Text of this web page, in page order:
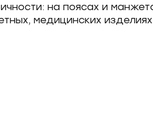
на поясах и
медицинских